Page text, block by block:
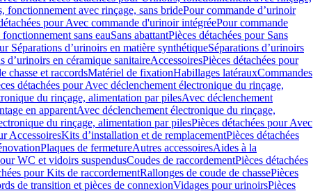
fonctionnement avec rinçage, sans bridePour commande d’urinoir
pour Avec commande d'urinoir intégréePour commande
sans eauSans abattantPièces détachées pour Sans
Séparations d’urinoirs en matière synthétiqueSéparations d’urinoirs
d’urinoirs en céramique sanitaireAccessoiresPièces détachées pour
chasse et raccordsMatériel de fixationHabillages latérauxCommandes
détachées pour Avec déclenchement électronique du rinçage,
du rinçage, alimentation par pilesAvec déclenchement
en apparentAvec déclenchement électronique du rinçage,
du rinçage, alimentation par pilesPièces détachées pour Avec
AccessoiresKits d’installation et de remplacementPièces détachées
Plaques de fermetureAutres accessoiresAides à la
WC et vidoirs suspendusCoudes de raccordementPièces détachées
pour Kits de raccordementRallonges de coude de chassePièces
de transition et pièces de connexionVidages pour urinoirsPièces